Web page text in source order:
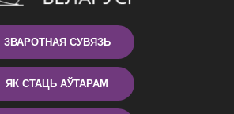
ЗВАРОТНАЯ СУВЯЗЬ
ЯК СТАЦЬ АЎТАРАМ